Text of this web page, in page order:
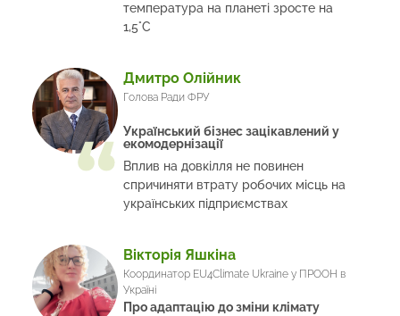
температура на планеті зросте на
1,5°C
Дмитро Олійник
Голова Ради ФРУ
Український бізнес зацікавлений у
екомодернізації
Вплив на довкілля не повинен
спричиняти втрату робочих місць на
українських підприємствах
Вікторія Яшкіна
Координатор EU4Climate Ukraine у ПРООН в
Україні
Про адаптацію до зміни клімату